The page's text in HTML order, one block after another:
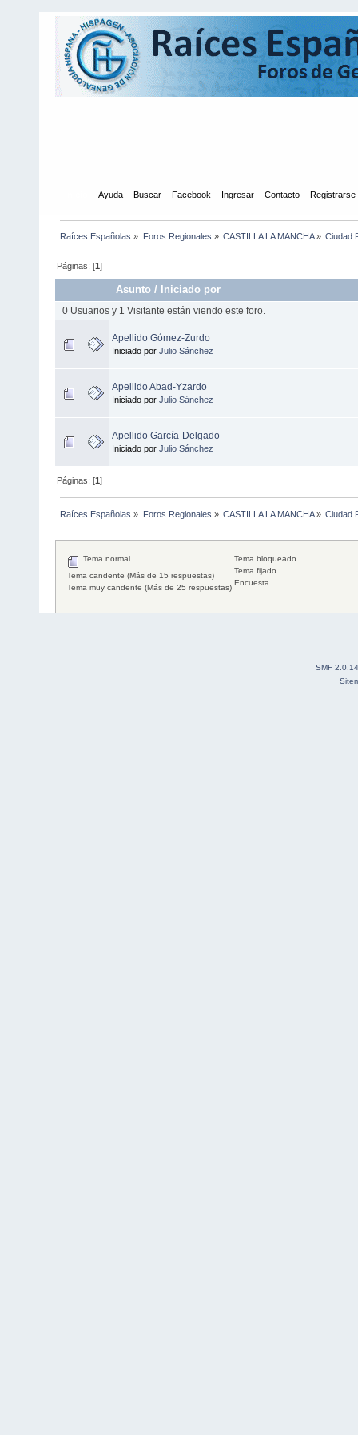
Ayuda Buscar Facebook Ingresar Contacto Registrarse
Raíces Españolas » Foros Regionales » CASTILLA LA MANCHA» Ciudad
Páginas: [1]
Asunto / Iniciado por
0 Usuarios y 1 Visitante están viendo este foro.
Apellido Gómez-Zurdo
Iniciado por Julio Sánchez
Apellido Abad-Yzardo
Iniciado por Julio Sánchez
Apellido García-Delgado
Iniciado por Julio Sánchez
Páginas: [1]
Raíces Españolas » Foros Regionales » CASTILLA LA MANCHA» Ciudad
Tema normal
Tema candente (Más de 15 respuestas)
Tema muy candente (Más de 25 respuestas)
Tema bloqueado
Tema fijado
Encuesta
SMF 2.0.14